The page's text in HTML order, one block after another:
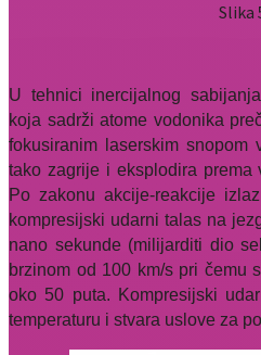
Slika
U tehnici inercijalnog
koja sadrži atome vodonika
fokusiranim laserskim snopom
tako zagrije i eksplodira prema
Po zakonu akcije-reakcije
kompresijski udarni talas na
nano sekunde (milijarditi dio
brzinom od 100 km/s pri čemu
oko 50 puta. Kompresijski
temperaturu i stvara uslove za